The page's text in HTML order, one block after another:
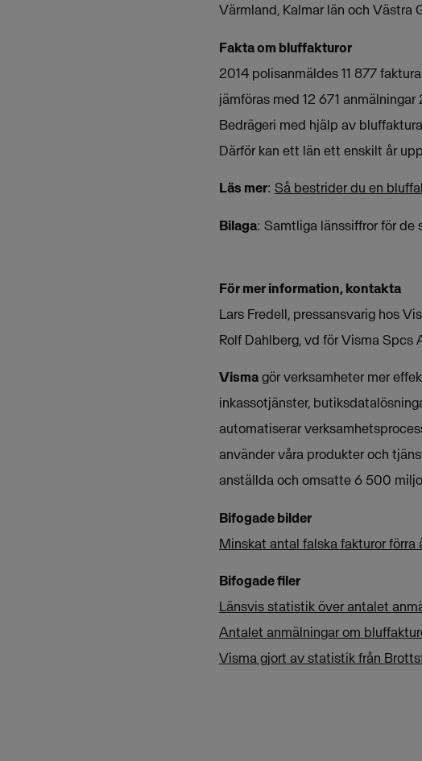
Värmland, Kalmar län och Västra
Fakta om bluffakturor
2014 polisanmäldes 11 877
jämföras med 12 671
Bedrägeri med hjälp av
Därför kan ett län ett enskilt år
Läs mer: Så bestrider du en
Bilaga: Samtliga länssiffror för
För mer information, kontakta
Lars Fredell, pressansvarig hos
Rolf Dahlberg, vd för Visma Spcs
Vismagör verksamheter mer
inkassotjänster,
automatiserar
använder våra produkter och
anställda och omsatte 6 500
Bifogade bilder
Minskat antal falska fakturor förra
Bifogade filer
Länsvis statistik över antalet
Antalet anmälningar om
Visma gjort av statistik från